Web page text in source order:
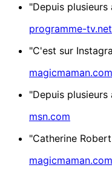
"Depuis
programme-tv.net
"C'est sur
magicmaman.com
"Depuis
msn.com
"Catherine
magicmaman.com